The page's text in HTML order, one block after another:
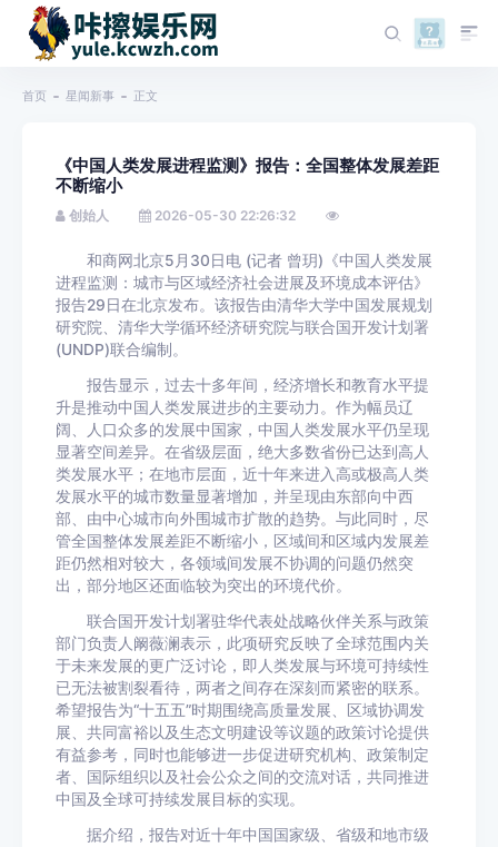
首页 星闻新事 正文
《中国人类发展进程监测》报告：全国整体发展差距
不断缩小
创始人 2026-05-30 22:26:32
和商网北京5月30日电 (记者 曾玥)《中国人类发展
进程监测：城市与区域经济社会进展及环境成本评估》
报告29日在北京发布。该报告由清华大学中国发展规划
研究院、清华大学循环经济研究院与联合国开发计划署
(UNDP)联合编制。
报告显示，过去十多年间，经济增长和教育水平提
升是推动中国人类发展进步的主要动力。作为幅员辽
阔、人口众多的发展中国家，中国人类发展水平仍呈现
显著空间差异。在省级层面，绝大多数省份已达到高人
类发展水平；在地市层面，近十年来进入高或极高人类
发展水平的城市数量显著增加，并呈现由东部向中西
部、由中心城市向外围城市扩散的趋势。与此同时，尽
管全国整体发展差距不断缩小，区域间和区域内发展差
距仍然相对较大，各领域间发展不协调的问题仍然突
出，部分地区还面临较为突出的环境代价。
联合国开发计划署驻华代表处战略伙伴关系与政策
部门负责人阚薇澜表示，此项研究反映了全球范围内关
于未来发展的更广泛讨论，即人类发展与环境可持续性
已无法被割裂看待，两者之间存在深刻而紧密的联系。
希望报告为“十五五”时期围绕高质量发展、区域协调发
展、共同富裕以及生态文明建设等议题的政策讨论提供
有益参考，同时也能够进一步促进研究机构、政策制定
者、国际组织以及社会公众之间的交流对话，共同推进
中国及全球可持续发展目标的实现。
据介绍，报告对近十年中国国家级、省级和地市级